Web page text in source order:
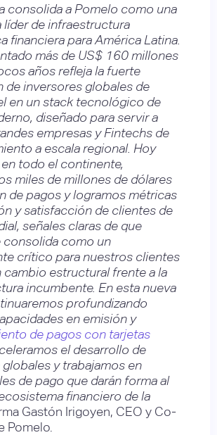
consolida a Pomelo como una
líder de infraestructura
financiera para América Latina.
más de US$ 160 millones
años refleja la fuerte
de inversores globales de
en un stack tecnológico de
diseñado para servir a
empresas y Fintechs de
a escala regional. Hoy
todo el continente,
miles de millones de dólares
de pagos y logramos métricas
y satisfacción de clientes de
señales claras de que
consolida como un
crítico para nuestros clientes
cambio estructural frente a la
incumbente. En esta nueva
profundizando
en emisión y
de pagos con tarjetas
el desarrollo de
y trabajamos en
de pago que darán forma al
financiero de la
Gastón Irigoyen, CEO y Co-
Pomelo.